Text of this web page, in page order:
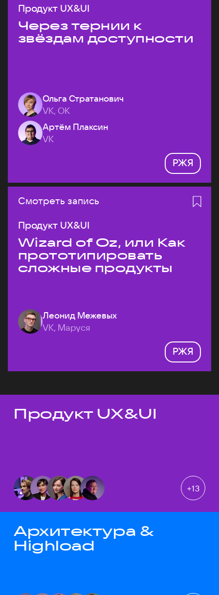
Продукт UX&UI
Через тернии к
звёздам доступности
Ольга Стратанович
VK, ОК
Артём Плаксин
VK
РЖЯ
Смотреть запись
Продукт UX&UI
Wizard of Oz, или Как
прототипировать
сложные продукты
Леонид Межевых
VK, Маруся
РЖЯ
Темы докладов
Продукт UX&UI
+13
Архитектура &
Highload